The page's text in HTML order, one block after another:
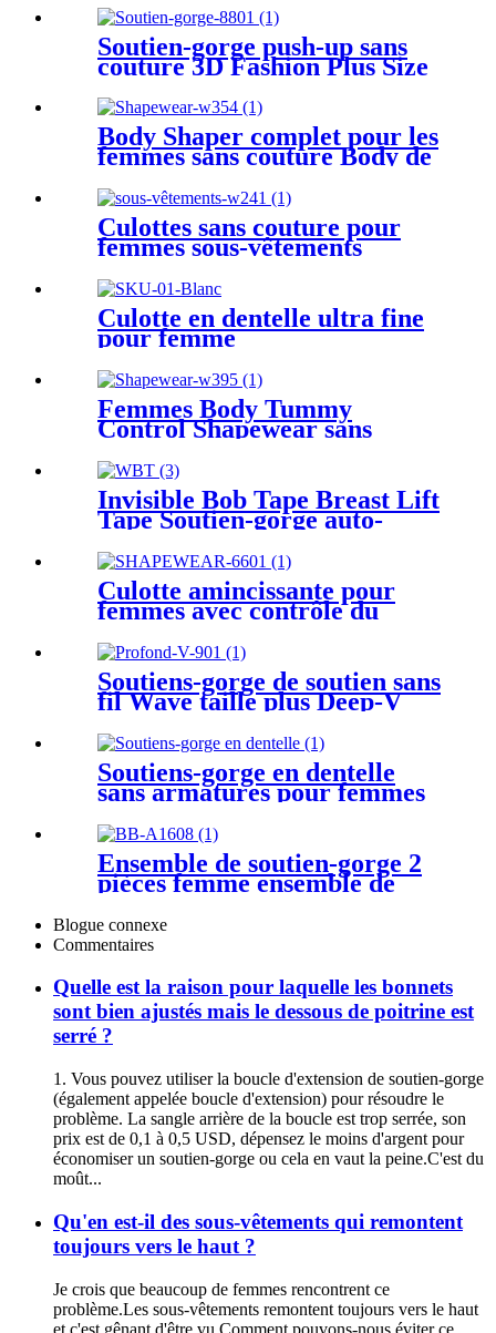
sans armatures
Soutien-gorge push-up sans
couture 3D Fashion Plus Size
Body Shaper complet pour les
femmes sans couture Body de
Culottes sans couture pour
femmes sous-vêtements
couleur unie
Culotte en dentelle ultra fine
pour femme
Femmes Body Tummy
Control Shapewear sans
Shaper String
Invisible Bob Tape Breast Lift
Tape Soutien-gorge auto-
adhésif
Culotte amincissante pour
femmes avec contrôle du
Soutiens-gorge de soutien sans
fil Wave taille plus Deep-V
Soutiens-gorge en dentelle
sans armatures pour femmes
Plus Size Vest Lingerie Thin
Cup Brassiere Veyday Wear
Ensemble de soutien-gorge 2
pièces femme ensemble de
tongs de soutien-gorge sans
couture sans fil
Blogue connexe
Commentaires
Quelle est la raison pour laquelle les bonnets
sont bien ajustés mais le dessous de poitrine est
serré ?
1. Vous pouvez utiliser la boucle d'extension de soutien-gorge
(également appelée boucle d'extension) pour résoudre le
problème. La sangle arrière de la boucle est trop serrée, son
prix est de 0,1 à 0,5 USD, dépensez le moins d'argent pour
économiser un soutien-gorge ou cela en vaut la peine.C'est du
moût...
Qu'en est-il des sous-vêtements qui remontent
toujours vers le haut ?
Je crois que beaucoup de femmes rencontrent ce
problème.Les sous-vêtements remontent toujours vers le haut
et c'est gênant d'être vu.Comment pouvons-nous éviter ce